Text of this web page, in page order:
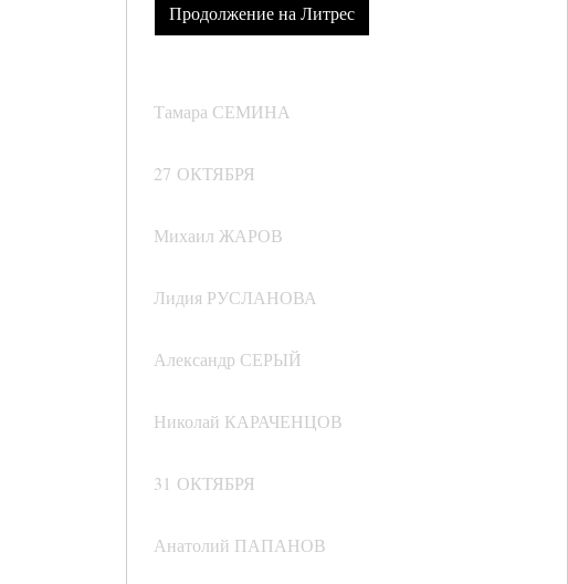
Продолжение на Литрес
Тамара СЕМИНА
27 ОКТЯБРЯ
Михаил ЖАРОВ
Лидия РУСЛАНОВА
Александр СЕРЫЙ
Николай КАРАЧЕНЦОВ
31 ОКТЯБРЯ
Анатолий ПАПАНОВ